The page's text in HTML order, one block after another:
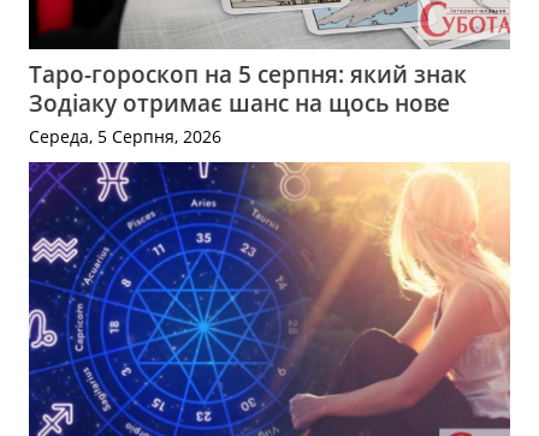
Таро-гороскоп на 5 серпня: який знак
Зодіаку отримає шанс на щось нове
Середа, 5 Серпня, 2026